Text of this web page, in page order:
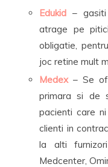
Edukid –
atrage pe
obligatie,
joc retine mult
Medex– Se
primara si de
pacienti care
clienti in
la alti
Medcenter,